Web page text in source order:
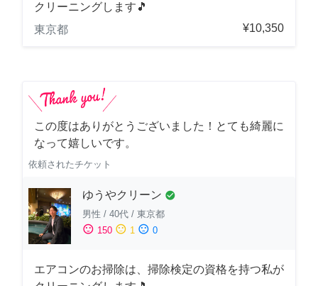
クリーニングします🎵
東京都
¥10,350
この度はありがとうございました！とても綺麗に
なって嬉しいです。
依頼されたチケット
ゆうやクリーン check_circle
男性 / 40代 / 東京都
sentiment_satisfied 150 sentiment_neutral 1 sentiment_dissatisfied 0
エアコンのお掃除は、掃除検定の資格を持つ私が